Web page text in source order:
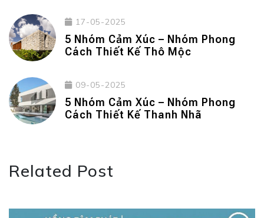
17-05-2025
5 Nhóm Cảm Xúc – Nhóm Phong
Cách Thiết Kế Thô Mộc
09-05-2025
5 Nhóm Cảm Xúc – Nhóm Phong
Cách Thiết Kế Thanh Nhã
Related Post